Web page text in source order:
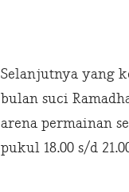
Selanjutnya yang
bulan suci
arena permainan
pukul 18.00 s/d